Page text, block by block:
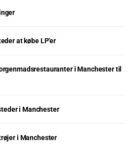
at købe LP’er
i Manchester til
i Manchester
i Manchester